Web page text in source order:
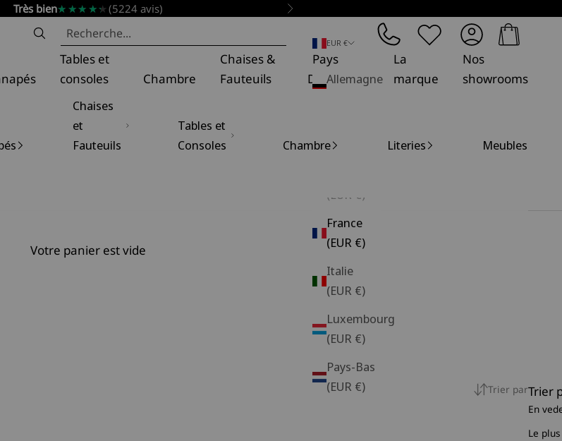
Très bien★★★★★
★★★★★ (5224 avis) Suivant
EUR €
Pays
Allemagne
(EUR €)
(EUR €)
France
(EUR €)
Italie
(EUR €)
Luxembourg
(EUR €)
Pays-Bas
(EUR €)
Panier
Tables et
consoles
Chambre
Chaises &
Fauteuils
Décoration
La
marque
Nos
showrooms
Chaises
et
Fauteuils
Tables et
Consoles
Chambre Literies Meubles
Votre panier est vide
Trier parTrier
En
Le plus